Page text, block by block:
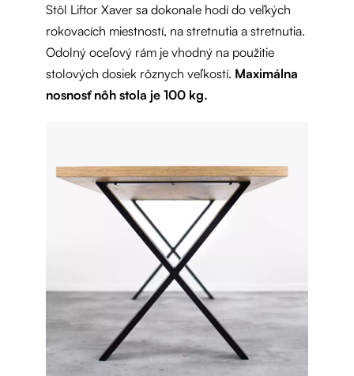
Stôl Liftor Xaver sa dokonale hodí do veľkých
rokovacích miestností, na stretnutia a stretnutia.
Odolný oceľový rám je vhodný na použitie
stolových dosiek rôznych veľkostí. Maximálna
nosnosť nôh stola je 100 kg.